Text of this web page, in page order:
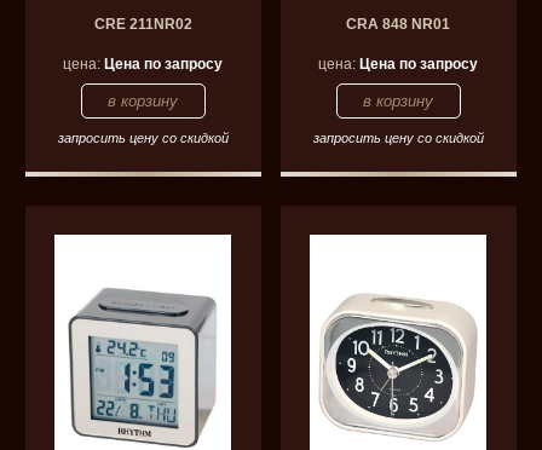
CRE 211NR02
цена:Цена по запросу
запросить цену со скидкой
CRA 848 NR01
цена:Цена по запросу
запросить цену со скидкой